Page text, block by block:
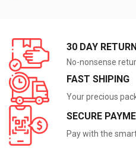
30 DAY
No-nonsense
FAST SHIPING
Your precious
SECURE
Pay with the